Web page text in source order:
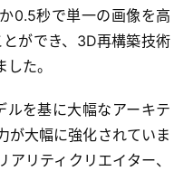
0.5秒で単一の画像を高
ができ、3D再構築技術
た。
を基に大幅なアーキテ
が大幅に強化されていま
リティクリエイター、